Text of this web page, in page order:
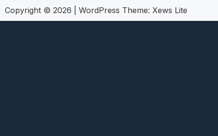
Copyright © 2026 WordPress Theme: Xews Lite